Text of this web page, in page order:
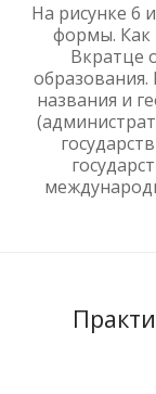
На рисунке 6
формы. Как
Вкратце
названия и